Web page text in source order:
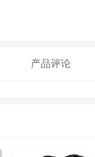
产品评论